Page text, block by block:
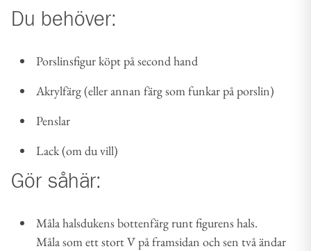
Du behöver:
Porslinsfigur köpt på second hand
Akrylfärg (eller annan färg som funkar på porslin)
Penslar
Lack (om du vill)
Gör såhär:
Måla halsdukens bottenfärg runt figurens hals.
Måla som ett stort V på framsidan och sen två ändar